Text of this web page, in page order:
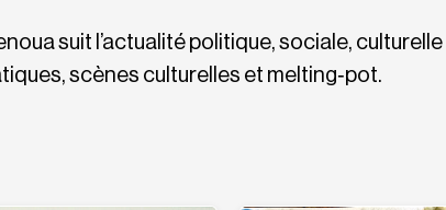
suit l’actualité politique, sociale, culturelle
scènes culturelles et melting‐pot.